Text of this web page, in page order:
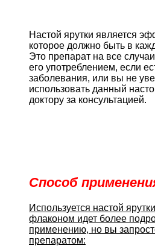
Настой ярутки является
которое должно быть в
Это препарат на все
его употреблением, если
заболевания, или вы не
использовать данный
доктору за консультацией.
Способ
Используется настой
флаконом идет более
применению, но вы
препаратом: